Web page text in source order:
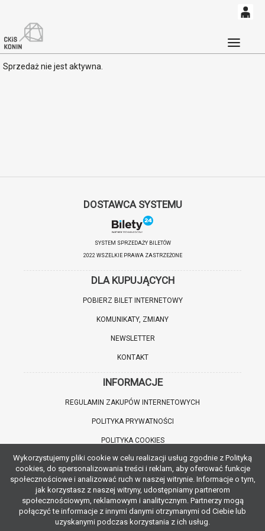
0,00
PLN
Sprzedaż nie jest aktywna.
DOSTAWCA SYSTEMU
SYSTEM SPRZEDAŻY BILETÓW
2022 WSZELKIE PRAWA ZASTRZEŻONE
DLA KUPUJĄCYCH
POBIERZ BILET INTERNETOWY
KOMUNIKATY, ZMIANY
NEWSLETTER
KONTAKT
INFORMACJE
REGULAMIN ZAKUPÓW INTERNETOWYCH
POLITYKA PRYWATNOŚCI
POLITYKA COOKIES
WARTO WIEDZIEĆ
INFORMACJE O ZNIŻKACH
JAK DOJECHAĆ
Wykorzystujemy pliki cookie w celu realizacji usług zgodnie z Polityką
cookies, do spersonalizowania treści i reklam, aby oferować funkcje
społecznościowe i analizować ruch w naszej witrynie. Informacje o tym,
jak korzystasz z naszej witryny, udostępniamy partnerom
społecznościowym, reklamowym i analitycznym. Partnerzy mogą
połączyć te informacje z innymi danymi otrzymanymi od Ciebie lub
uzyskanymi podczas korzystania z ich usług.